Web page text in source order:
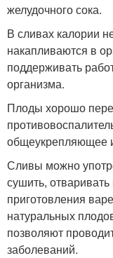
желудочного сока.
В сливах калории
накапливаются в
поддерживать
организма.
Плоды хорошо
общеукрепляющее
Сливы можно
сушить,
приготовления
натуральных
позволяют
заболеваний.